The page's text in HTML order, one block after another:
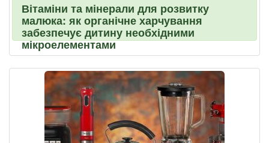
Вітаміни та мінерали для розвитку
малюка: як органічне харчування
забезпечує дитину необхідними
мікроелементами